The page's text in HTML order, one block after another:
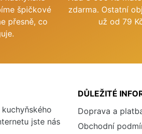
špičkové
přesně, co
zdarma. Ostatní
už od 79
jste nás
DŮLEŽITÉ
Doprava a
Obchodní